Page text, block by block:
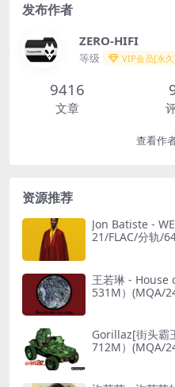
发布作者
ZERO-HIFI
等级 VIP会员[永
9416
文章
查看作
资源推荐
Jon Batiste -
21/FLAC/分轨/
王若琳 - House
531M）(MQA/
Gorillaz[街头霸
712M）(MQA/